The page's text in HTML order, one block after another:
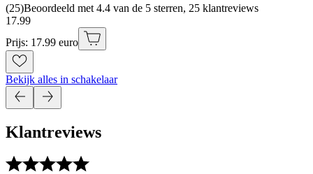
(25)Beoordeeld met 4.4 van de 5 sterren, 25 klantreviews
17.99
Prijs: 17.99 euro
Bekijk alles in schakelaar
Klantreviews